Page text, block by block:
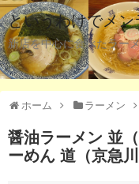
というわけでメン
新店を中心に食べたラー
ホーム ラーメン
醤油ラーメン 並
ーめん 道（京